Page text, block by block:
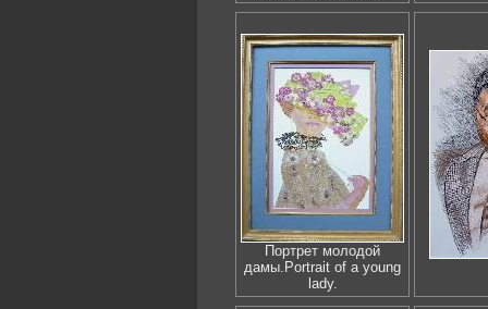
Портрет молодой
дамы.Portrait of a young
lady.